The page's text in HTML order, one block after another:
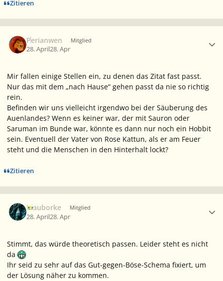
Zitieren
Perianwen Mitglied
28. April28. Apr
Mir fallen einige Stellen ein, zu denen das Zitat fast passt.
Nur das mit dem „nach Hause“ gehen passt da nie so richtig
rein.
Befinden wir uns vielleicht irgendwo bei der Säuberung des
Auenlandes? Wenn es keiner war, der mit Sauron oder
Saruman im Bunde war, könnte es dann nur noch ein Hobbit
sein. Eventuell der Vater von Rose Kattun, als er am Feuer
steht und die Menschen in den Hinterhalt lockt?
Zitieren
Blauborke Mitglied
28. April28. Apr
Stimmt, das würde theoretisch passen. Leider steht es nicht
da
Ihr seid zu sehr auf das Gut-gegen-Böse-Schema fixiert, um
der Lösung näher zu kommen.